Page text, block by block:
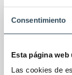
Consentimiento
Esta página web
Las cookies de